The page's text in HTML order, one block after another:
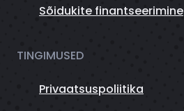
Sõidukite finantseerimine
TINGIMUSED
Privaatsuspoliitika